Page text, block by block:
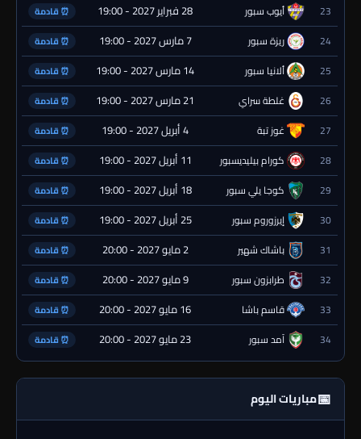
23 أيوب سبور 28 فبراير 2027 - 19:00 ⏰ قادمة
24 ريزة سبور 7 مارس 2027 - 19:00 ⏰ قادمة
25 ألانيا سبور 14 مارس 2027 - 19:00 ⏰ قادمة
26 غلطة سراي 21 مارس 2027 - 19:00 ⏰ قادمة
27 غوز تبة 4 أبريل 2027 - 19:00 ⏰ قادمة
28 كورام بيليديسبور 11 أبريل 2027 - 19:00 ⏰ قادمة
29 كوجا يلي سبور 18 أبريل 2027 - 19:00 ⏰ قادمة
30 إيرزوروم سبور 25 أبريل 2027 - 19:00 ⏰ قادمة
31 باشاك شهير 2 مايو 2027 - 20:00 ⏰ قادمة
32 طرابزون سبور 9 مايو 2027 - 20:00 ⏰ قادمة
33 قاسم باشا 16 مايو 2027 - 20:00 ⏰ قادمة
34 آمد سبور 23 مايو 2027 - 20:00 ⏰ قادمة
📅مباريات اليوم